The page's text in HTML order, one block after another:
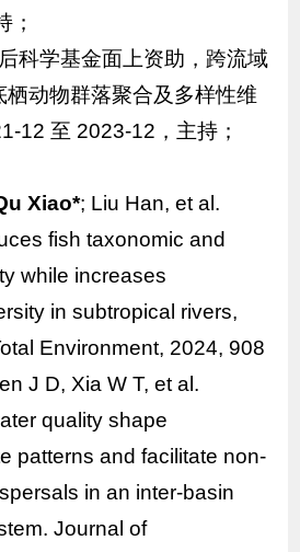
；
科学基金面上资助，跨流域
动物群落聚合及多样性维
12 至 2023-12，主持；
Xiao*; Liu Han, et al.
fish taxonomic and
while increases
in subtropical rivers,
Environment, 2024, 908
J D, Xia W T, et al.
quality shape
patterns and facilitate non-
in an inter-basin
Journal of